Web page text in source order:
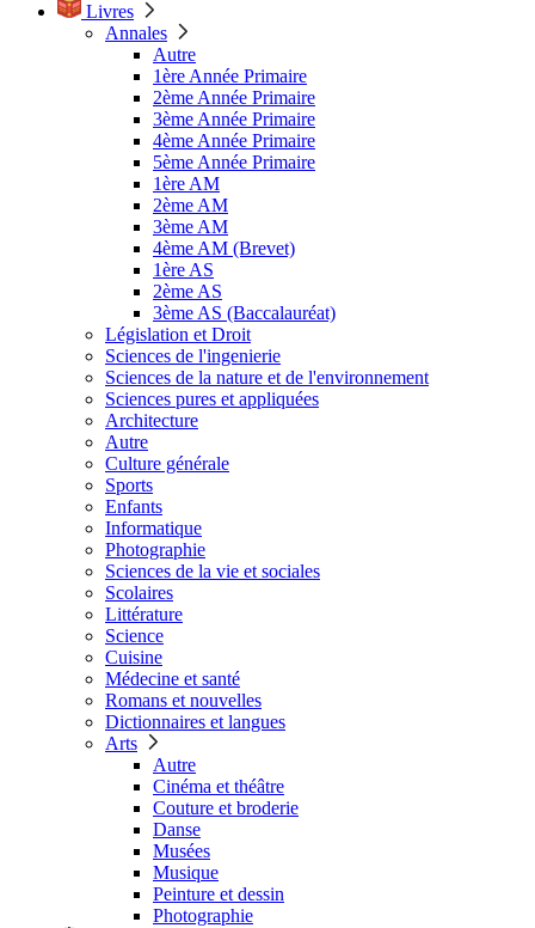
Livres
Annales
Autre
1ère Année Primaire
2ème Année Primaire
3ème Année Primaire
4ème Année Primaire
5ème Année Primaire
1ère AM
2ème AM
3ème AM
4ème AM (Brevet)
1ère AS
2ème AS
3ème AS (Baccalauréat)
Législation et Droit
Sciences de l'ingenierie
Sciences de la nature et de l'environnement
Sciences pures et appliquées
Architecture
Autre
Culture générale
Sports
Enfants
Informatique
Photographie
Sciences de la vie et sociales
Scolaires
Littérature
Science
Cuisine
Médecine et santé
Romans et nouvelles
Dictionnaires et langues
Arts
Autre
Cinéma et théâtre
Couture et broderie
Danse
Musées
Musique
Peinture et dessin
Photographie